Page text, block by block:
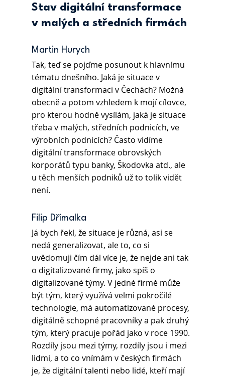
Stav digitální transformace
v malých a středních firmách
Martin Hurych
Tak, teď se pojďme posunout k hlavnímu
tématu dnešního. Jaká je situace v
digitální transformaci v Čechách? Možná
obecně a potom vzhledem k mojí cílovce,
pro kterou hodně vysílám, jaká je situace
třeba v malých, středních podnicích, ve
výrobních podnicích? Často vidíme
digitální transformace obrovských
korporátů typu banky, Škodovka atd., ale
u těch menších podniků už to tolik vidět
není.
Filip Dřímalka
Já bych řekl, že situace je různá, asi se
nedá generalizovat, ale to, co si
uvědomuji čím dál více je, že nejde ani tak
o digitalizované firmy, jako spíš o
digitalizované týmy. V jedné firmě může
být tým, který využívá velmi pokročilé
technologie, má automatizované procesy,
digitálně schopné pracovníky a pak druhý
tým, který pracuje pořád jako v roce 1990.
Rozdíly jsou mezi týmy, rozdíly jsou i mezi
lidmi, a to co vnímám v českých firmách
je, že digitální talenti nebo lidé, kteří mají